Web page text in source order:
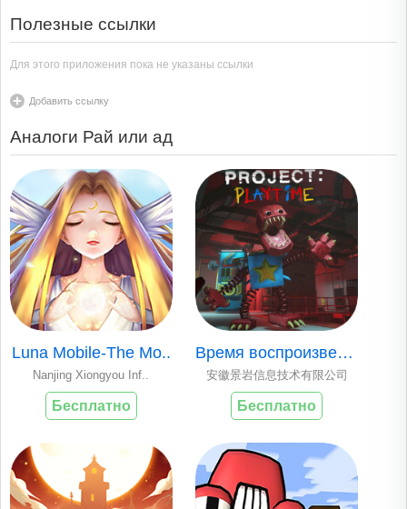
Полезные ссылки
Для этого приложения пока не указаны ссылки
Добавить ссылку
Аналоги Рай или ад
Luna Mobile-The Mo..
Nanjing Xiongyou Inf..
Бесплатно
Время воспроизведе..
安徽景岩信息技术有限公司
Бесплатно